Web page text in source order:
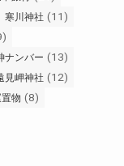
寒川神社 (11)
ナンバー (13)
見岬神社 (12)
物 (8)